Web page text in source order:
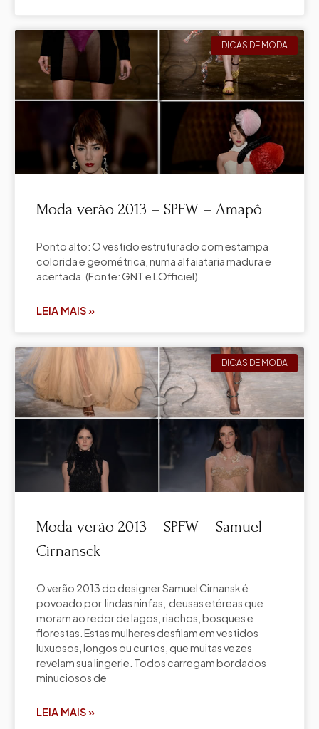
DICAS DE MODA
Moda verão 2013 – SPFW – Amapô
Ponto alto: O vestido estruturado com estampa
colorida e geométrica, numa alfaiataria madura e
acertada. (Fonte: GNT e LOfficiel)
LEIA MAIS »
DICAS DE MODA
Moda verão 2013 – SPFW – Samuel
Cirnansck
O verão 2013 do designer Samuel Cirnansk é
povoado por lindas ninfas, deusas etéreas que
moram ao redor de lagos, riachos, bosques e
florestas. Estas mulheres desfilam em vestidos
luxuosos, longos ou curtos, que muitas vezes
revelam sua lingerie. Todos carregam bordados
minuciosos de
LEIA MAIS »